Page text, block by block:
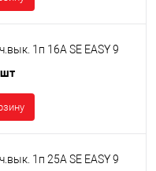
1п 16А SE EASY 9
1п 25А SE EASY 9